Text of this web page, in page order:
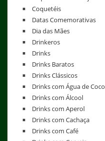
Coquetéis
Datas Comemorativas
Dia das Mães
Drinkeros
Drinks
Drinks Baratos
Drinks Clássicos
Drinks com Água de Coco
Drinks com Álcool
Drinks com Aperol
Drinks com Cachaça
Drinks com Café